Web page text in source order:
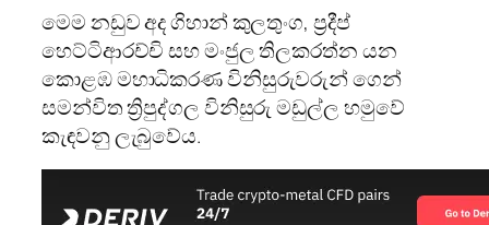
මෙම නඩුව අද ගිහාන් කුලතුංග, ප්‍රදීප්
හෙට්ටිආරච්චි සහ මංජුල තිලකරත්න යන
කොළඹ මහාධිකරණ විනිසුරුවරුන් ගෙන්
සමන්විත ත්‍රිපුද්ගල විනිසුරු මඩුල්ල හමුවේ
කැඳවනු ලැබුවේය.